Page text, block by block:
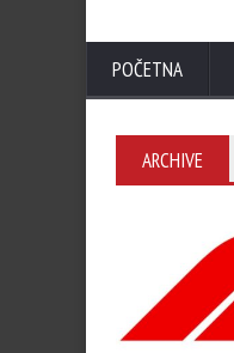
POČETNA
ARCHIVE